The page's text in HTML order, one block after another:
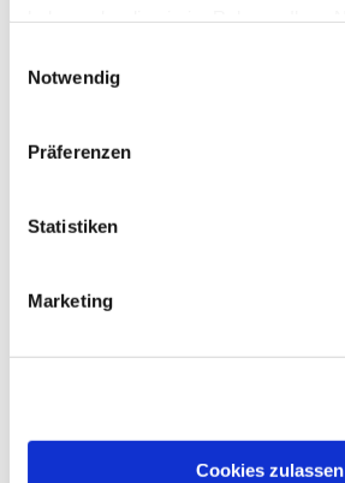
Notwendig
Präferenzen
Statistiken
Marketing
Cookies zulassen
Pfarrei Hl. Johannes XXIII.
Glaube
Bistumswallfahrt